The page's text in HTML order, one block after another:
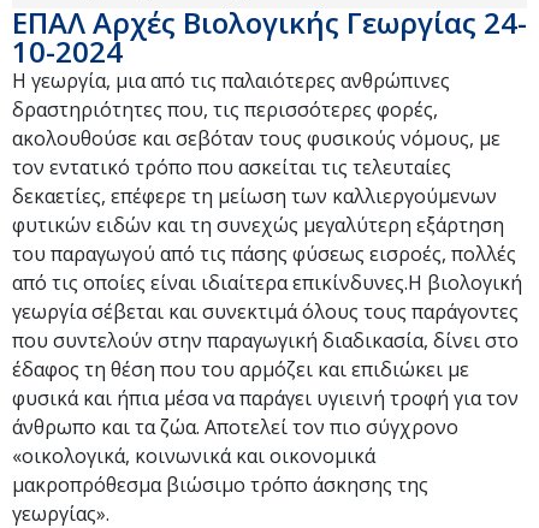
ΕΠΑΛ Αρχές Βιολογικής Γεωργίας 24-
10-2024
Η γεωργία, μια από τις παλαιότερες ανθρώπινες
δραστηριότητες που, τις περισσότερες φορές,
ακολουθούσε και σεβόταν τους φυσικούς νόμους, με
τον εντατικό τρόπο που ασκείται τις τελευταίες
δεκαετίες, επέφερε τη μείωση των καλλιεργούμενων
φυτικών ειδών και τη συνεχώς μεγαλύτερη εξάρτηση
του παραγωγού από τις πάσης φύσεως εισροές, πολλές
από τις οποίες είναι ιδιαίτερα επικίνδυνες.Η βιολογική
γεωργία σέβεται και συνεκτιμά όλους τους παράγοντες
που συντελούν στην παραγωγική διαδικασία, δίνει στο
έδαφος τη θέση που του αρμόζει και επιδιώκει με
φυσικά και ήπια μέσα να παράγει υγιεινή τροφή για τον
άνθρωπο και τα ζώα. Αποτελεί τον πιο σύγχρονο
«οικολογικά, κοινωνικά και οικονομικά
μακροπρόθεσμα βιώσιμο τρόπο άσκησης της
γεωργίας».